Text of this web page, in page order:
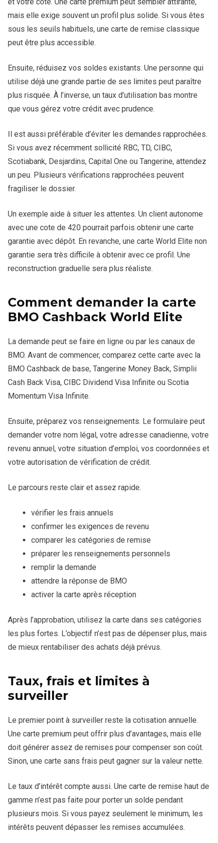
mais elle exige souvent un profil plus solide. Si vous êtes
sous les seuils habituels, une carte de remise classique
peut être plus accessible.
Ensuite, réduisez vos soldes existants. Une personne qui
utilise déjà une grande partie de ses limites peut paraître
plus risquée. À l’inverse, un taux d’utilisation bas montre
que vous gérez votre crédit avec prudence.
Il est aussi préférable d’éviter les demandes rapprochées.
Si vous avez récemment sollicité RBC, TD, CIBC,
Scotiabank, Desjardins, Capital One ou Tangerine, attendez
un peu. Plusieurs vérifications rapprochées peuvent
fragiliser le dossier.
Un exemple aide à situer les attentes. Un client autonome
avec une cote de 420 pourrait parfois obtenir une carte
garantie avec dépôt. En revanche, une carte World Elite non
garantie sera très difficile à obtenir avec ce profil. Une
reconstruction graduelle sera plus réaliste.
Comment demander la carte
BMO Cashback World Elite
La demande peut se faire en ligne ou par les canaux de
BMO. Avant de commencer, comparez cette carte avec la
BMO Cashback de base, Tangerine Money Back, Simplii
Cash Back Visa, CIBC Dividend Visa Infinite ou Scotia
Momentum Visa Infinite.
Ensuite, préparez vos renseignements. Le formulaire peut
demander votre nom légal, votre adresse canadienne, votre
revenu annuel, votre situation d’emploi, vos coordonnées et
votre autorisation de vérification de crédit.
Le parcours reste clair et assez rapide.
vérifier les frais annuels
confirmer les exigences de revenu
comparer les catégories de remise
préparer les renseignements personnels
remplir la demande
attendre la réponse de BMO
activer la carte après réception
Après l’approbation, utilisez la carte dans ses catégories
les plus fortes. L’objectif n’est pas de dépenser plus, mais
de mieux rentabiliser des achats déjà prévus.
Taux, frais et limites à
surveiller
Le premier point à surveiller reste la cotisation annuelle.
Une carte premium peut offrir plus d’avantages, mais elle
doit générer assez de remises pour compenser son coût.
Sinon, une carte sans frais peut gagner sur la valeur nette.
Le taux d’intérêt compte aussi. Une carte de remise haut de
gamme n’est pas faite pour porter un solde pendant
plusieurs mois. Si vous payez seulement le minimum, les
intérêts peuvent dépasser les remises accumulées.